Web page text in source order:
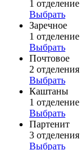
1 отделение
Выбрать
Заречное
1 отделение
Выбрать
Почтовое
2 отделения
Выбрать
Каштаны
1 отделение
Выбрать
Партенит
3 отделения
Выбрать